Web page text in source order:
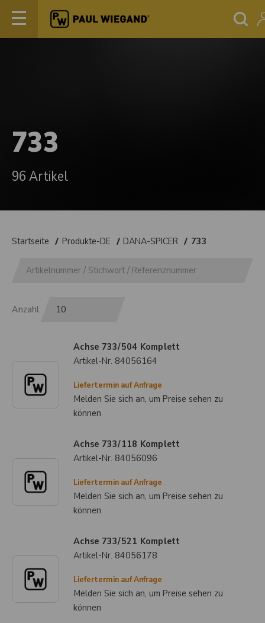
733
96 Artikel
Startseite Produkte-DE DANA-SPICER 733
Anzahl:
Achse 733/504 Komplett
Artikel-Nr. 84056164
Liefertermin auf Anfrage
Melden Sie sich an, um Preise sehen zu
können
Achse 733/118 Komplett
Artikel-Nr. 84056096
Liefertermin auf Anfrage
Melden Sie sich an, um Preise sehen zu
können
Achse 733/521 Komplett
Artikel-Nr. 84056178
Liefertermin auf Anfrage
Melden Sie sich an, um Preise sehen zu
können